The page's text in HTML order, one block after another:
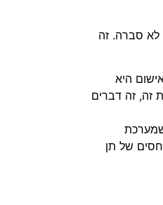
לא סברה. זה
היא
זה, זה דברים
של תן